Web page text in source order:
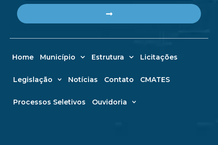
Home Município Estrutura Licitações
Legislação Notícias Contato CMATES
Processos Seletivos Ouvidoria